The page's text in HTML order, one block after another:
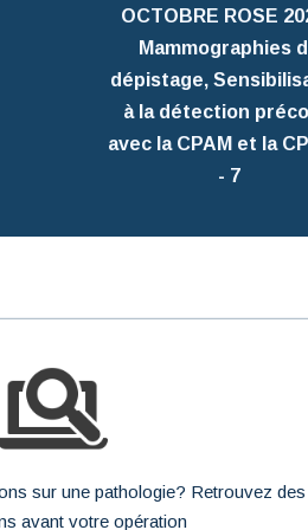
OCTOBRE ROSE 2025 -
Mammographies de
dépistage, Sensibilisation
à la détection précoce,
avec la CPAM et la CPTS 6
sur une pathologie? Retrouvez des
avant votre opération